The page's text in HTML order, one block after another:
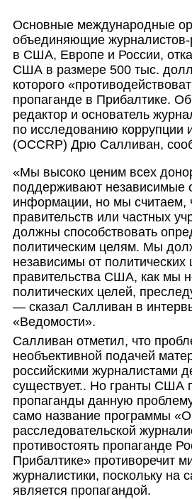
Основные международные
объединяющие журналистов-
в США, Европе и России,
США в размере 500 тыс.
которого «противодействов
пропаганде в Прибалтике.
редактор и основатель
по исследованию коррупции
(OCCRP) Дрю Салливан,
«Мы высоко ценим всех
поддерживают независимые
информации, но мы считаем,
правительств или частных
должны способствовать
политическим целям. Мы
независимы от политических
правительства США, как мы
политических целей,
— сказал Салливан в
«Ведомости».
Салливан отметил, что
необъективной подачей
российскими журналистами
существует.. Но гранты США
пропаганды данную
само название программы
расследовательской
противостоять пропаганде
Прибалтике» противоречит
журналистики, поскольку на
является пропагандой.